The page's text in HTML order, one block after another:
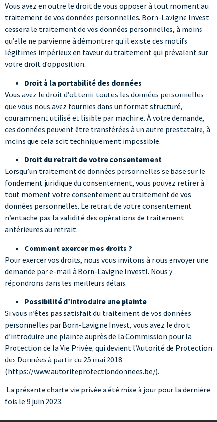
Vous avez en outre le droit de vous opposer à tout moment au
traitement de vos données personnelles. Born-Lavigne Invest
cessera le traitement de vos données personnelles, à moins
qu’elle ne parvienne à démontrer qu’il existe des motifs
légitimes impérieux en faveur du traitement qui prévalent sur
votre droit d’opposition.
Droit à la portabilité des données
Vous avez le droit d’obtenir toutes les données personnelles
que vous nous avez fournies dans un format structuré,
couramment utilisé et lisible par machine. À votre demande,
ces données peuvent être transférées à un autre prestataire, à
moins que cela soit techniquement impossible.
Droit du retrait de votre consentement
Lorsqu’un traitement de données personnelles se base sur le
fondement juridique du consentement, vous pouvez retirer à
tout moment votre consentement au traitement de vos
données personnelles. Le retrait de votre consentement
n’entache pas la validité des opérations de traitement
antérieures au retrait.
Comment exercer mes droits ?
Pour exercer vos droits, nous vous invitons à nous envoyer une
demande par e-mail à Born-Lavigne Investl. Nous y
répondrons dans les meilleurs délais.
Possibilité d’introduire une plainte
Si vous n’êtes pas satisfait du traitement de vos données
personnelles par Born-Lavigne Invest, vous avez le droit
d’introduire une plainte auprès de la Commission pour la
Protection de la Vie Privée, qui devient l’Autorité de Protection
des Données à partir du 25 mai 2018
(https://www.autoriteprotectiondonnees.be/).
La présente charte vie privée a été mise à jour pour la dernière
fois le 9 juin 2023.